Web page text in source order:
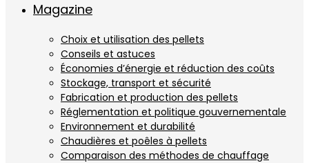
Magazine
Choix et utilisation des pellets
Conseils et astuces
Économies d’énergie et réduction des coûts
Stockage, transport et sécurité
Fabrication et production des pellets
Réglementation et politique gouvernementale
Environnement et durabilité
Chaudières et poêles à pellets
Comparaison des méthodes de chauffage